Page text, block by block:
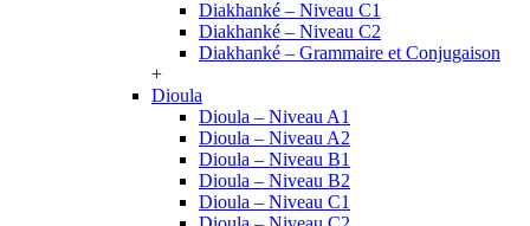
Diakhanké – Niveau C1
Diakhanké – Niveau C2
Diakhanké – Grammaire et Conjugaison
+
Dioula
Dioula – Niveau A1
Dioula – Niveau A2
Dioula – Niveau B1
Dioula – Niveau B2
Dioula – Niveau C1